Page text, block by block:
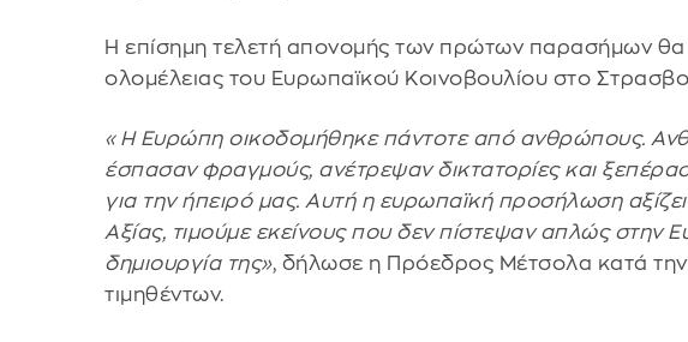
Η επίσημη τελετή απονομής των πρώτων παρασήμων
ολομέλειας του Ευρωπαϊκού Κοινοβουλίου στο
«Η Ευρώπη οικοδομήθηκε πάντοτε από ανθρώπους.
έσπασαν φραγμούς, ανέτρεψαν δικτατορίες και
για την ήπειρό μας. Αυτή η ευρωπαϊκή προσήλωση
Αξίας, τιμούμε εκείνους που δεν πίστεψαν απλώς
δημιουργία της», δήλωσε η Πρόεδρος Μέτσολα κατά
τιμηθέντων.